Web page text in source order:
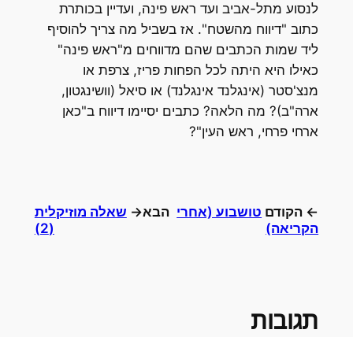
לנסוע מתל-אביב ועד ראש פינה, ועדיין בכותרת
כתוב "דיווח מהשטח". אז בשביל מה צריך להוסיף
ליד שמות הכתבים שהם מדווחים מ"ראש פינה"
כאילו היא היתה לכל הפחות פריז, צרפת או
מנצ'סטר (אינגלנד אינגלנד) או סיאל (וושינגטון,
ארה"ב)? מה הלאה? כתבים יסיימו דיווח ב"כאן
ארחי פרחי, ראש העין"?
← הקודם טושבוע (אחרי
הקריאה)
הבא→ שאלה מוזיקלית
(2)
תגובות